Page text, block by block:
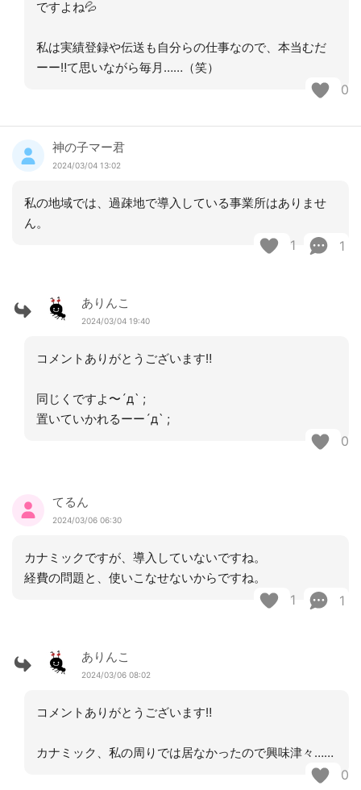
ですよね💦
私は実績登録や伝送も自分らの仕事なので、本当むだ
ーー‼︎て思いながら毎月……（笑）
0
神の子マー君
2024/03/04 13:02
私の地域では、過疎地で導入している事業所はありませ
ん。
1 1
ありんこ
2024/03/04 19:40
コメントありがとうございます‼︎
同じくですよ〜´д` ;
置いていかれるーー´д` ;
0
てるん
2024/03/06 06:30
カナミックですが、導入していないですね。
経費の問題と、使いこなせないからですね。
1 1
ありんこ
2024/03/06 08:02
コメントありがとうございます‼︎
カナミック、私の周りでは居なかったので興味津々……
0